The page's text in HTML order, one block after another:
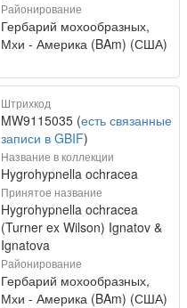
Районирование
Гербарий мохообразных,
Мхи - Америка (BAm) (США)
Штрихкод
MW9115035 (есть связанные
записи в GBIF)
Название в коллекции
Hygrohypnella ochracea
Принятое название
Hygrohypnella ochracea
(Turner ex Wilson) Ignatov &
Ignatova
Районирование
Гербарий мохообразных,
Мхи - Америка (BAm) (США)